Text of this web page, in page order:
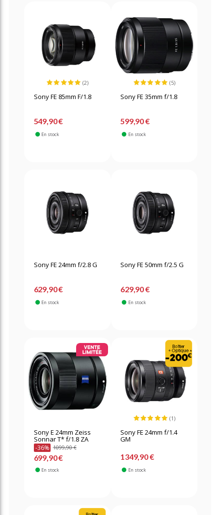
(2)
Sony FE 85mm F/1.8
549,90 €
En stock
(5)
Sony FE 35mm f/1.8
599,90 €
En stock
Sony FE 24mm f/2.8 G
629,90 €
En stock
Sony FE 50mm f/2.5 G
629,90 €
En stock
Sony E 24mm Zeiss
Sonnar T* f/1.8 ZA
-36% 1099,90 €
699,90 €
En stock
(1)
Sony FE 24mm f/1.4
GM
1349,90 €
En stock